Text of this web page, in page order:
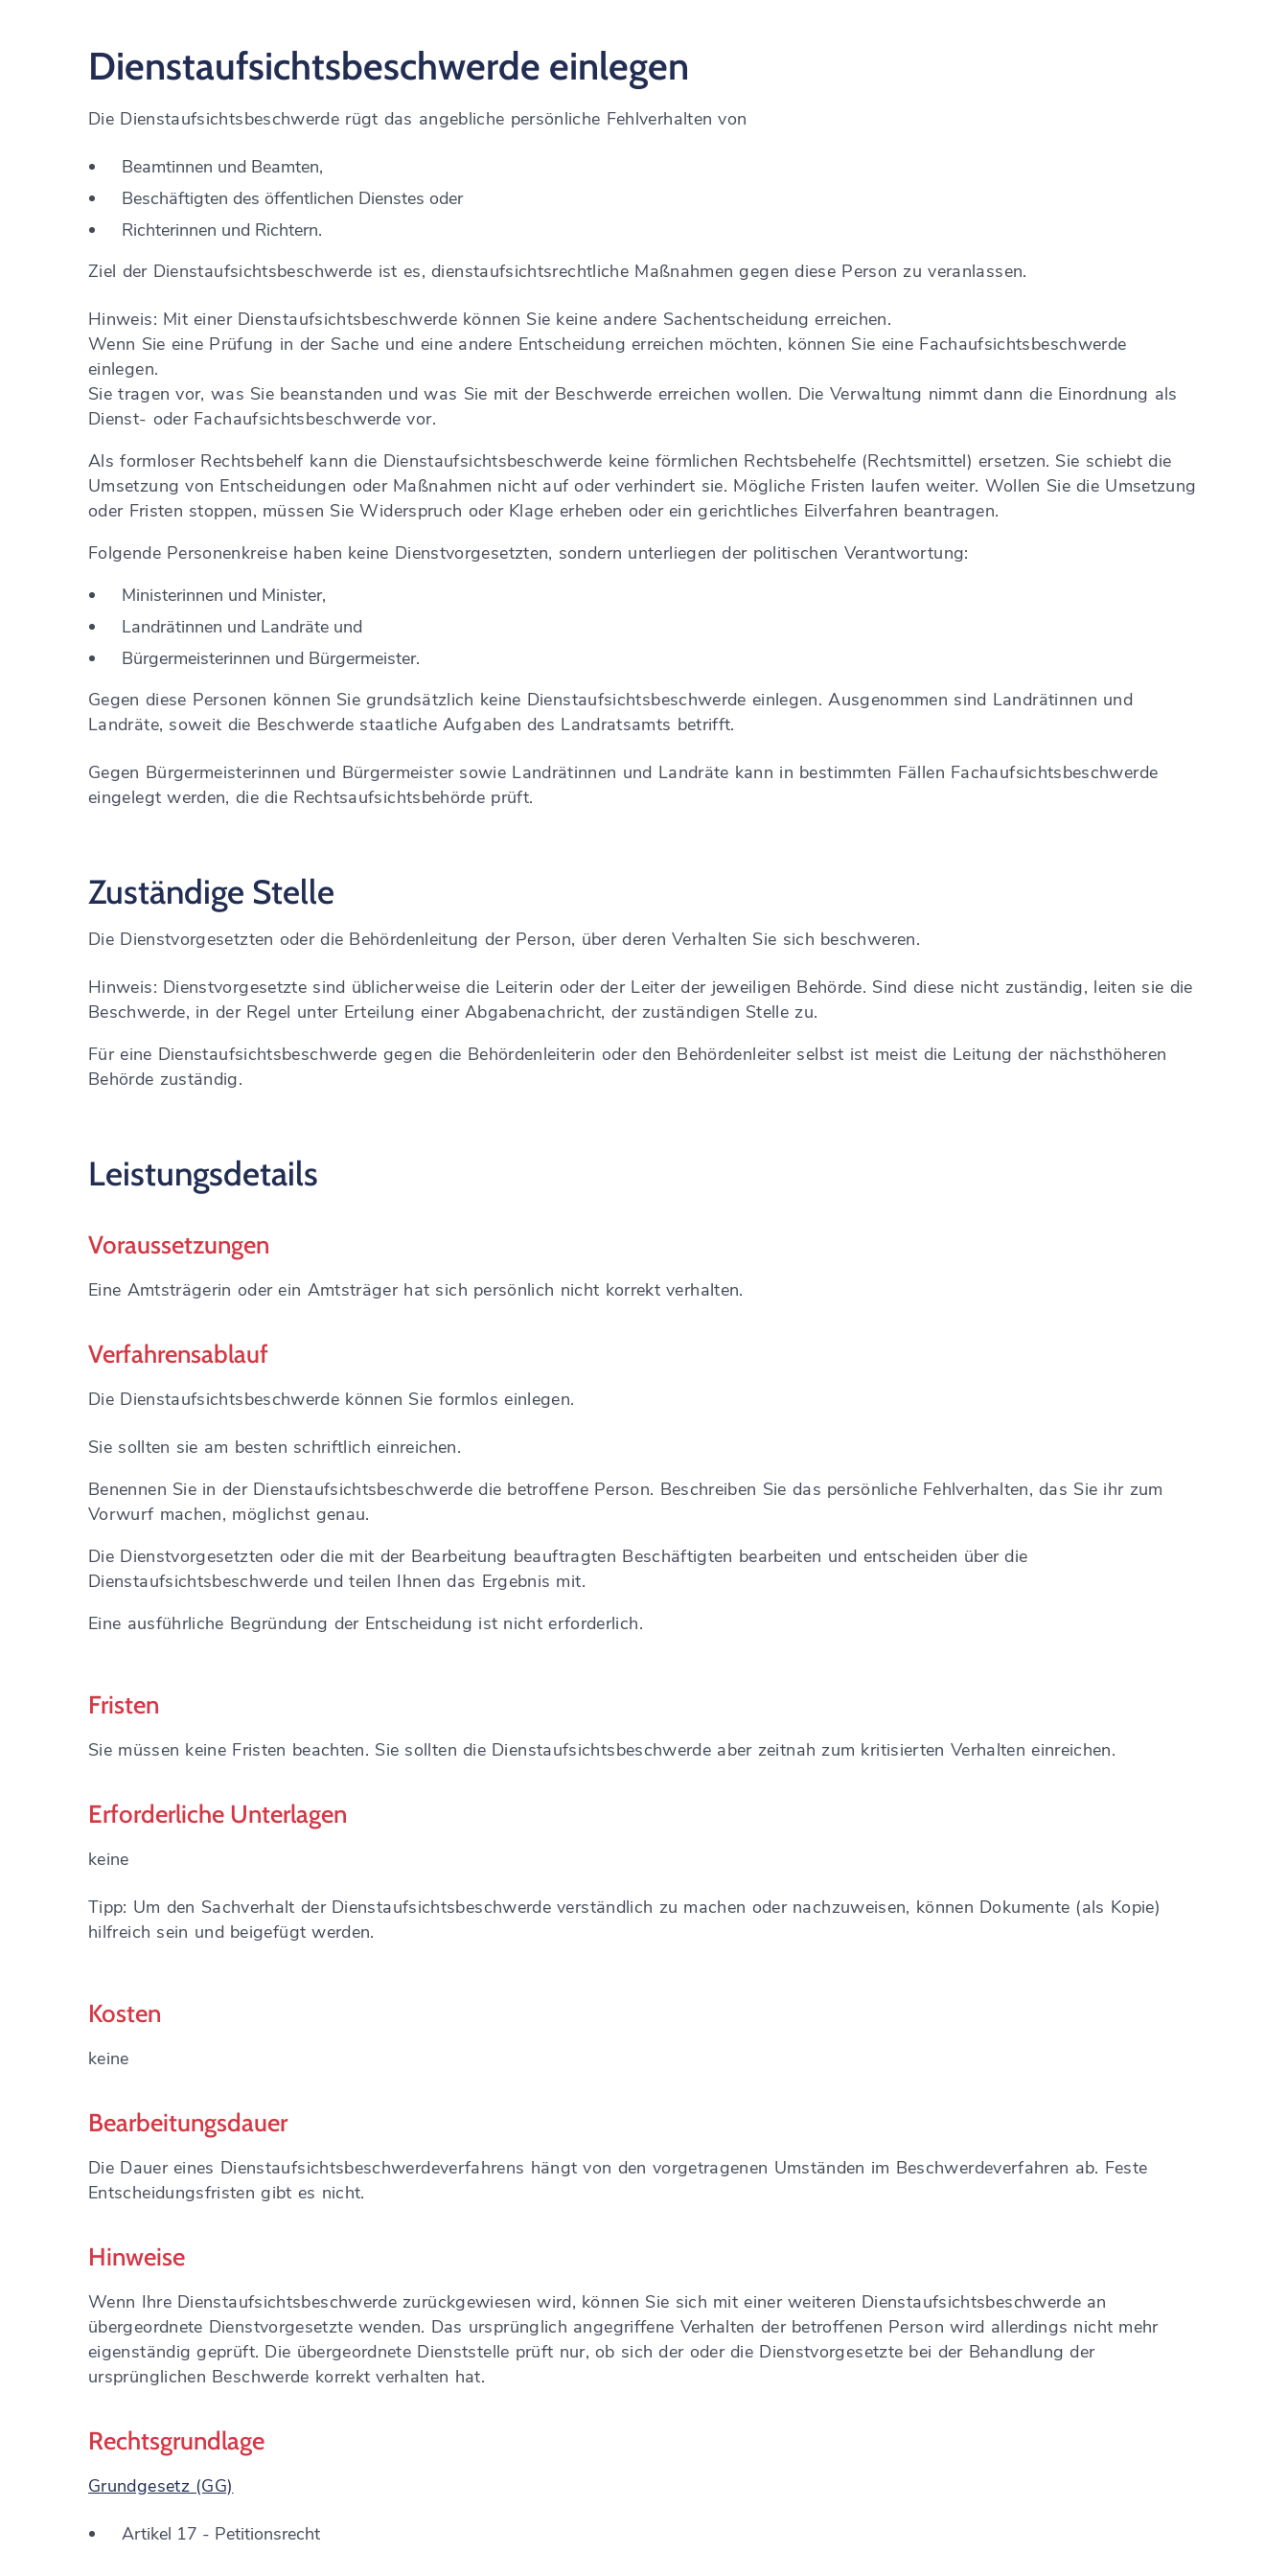
Dienstaufsichtsbeschwerde einlegen
Die Dienstaufsichtsbeschwerde rügt das angebliche persönliche Fehlverhalten von
Beamtinnen und Beamten,
Beschäftigten des öffentlichen Dienstes oder
Richterinnen und Richtern.
Ziel der Dienstaufsichtsbeschwerde ist es, dienstaufsichtsrechtliche Maßnahmen gegen diese Person zu veranlassen.
Hinweis: Mit einer Dienstaufsichtsbeschwerde können Sie keine andere Sachentscheidung erreichen.
Wenn Sie eine Prüfung in der Sache und eine andere Entscheidung erreichen möchten, können Sie eine Fachaufsichtsbeschwerde
einlegen.
Sie tragen vor, was Sie beanstanden und was Sie mit der Beschwerde erreichen wollen. Die Verwaltung nimmt dann die Einordnung als
Dienst- oder Fachaufsichtsbeschwerde vor.
Als formloser Rechtsbehelf kann die Dienstaufsichtsbeschwerde keine förmlichen Rechtsbehelfe (Rechtsmittel) ersetzen. Sie schiebt die
Umsetzung von Entscheidungen oder Maßnahmen nicht auf oder verhindert sie. Mögliche Fristen laufen weiter. Wollen Sie die Umsetzung
oder Fristen stoppen, müssen Sie Widerspruch oder Klage erheben oder ein gerichtliches Eilverfahren beantragen.
Folgende Personenkreise haben keine Dienstvorgesetzten, sondern unterliegen der politischen Verantwortung:
Ministerinnen und Minister,
Landrätinnen und Landräte und
Bürgermeisterinnen und Bürgermeister.
Gegen diese Personen können Sie grundsätzlich keine Dienstaufsichtsbeschwerde einlegen. Ausgenommen sind Landrätinnen und
Landräte, soweit die Beschwerde staatliche Aufgaben des Landratsamts betrifft.
Gegen Bürgermeisterinnen und Bürgermeister sowie Landrätinnen und Landräte kann in bestimmten Fällen Fachaufsichtsbeschwerde
eingelegt werden, die die Rechtsaufsichtsbehörde prüft.
Zuständige Stelle
Die Dienstvorgesetzten oder die Behördenleitung der Person, über deren Verhalten Sie sich beschweren.
Hinweis: Dienstvorgesetzte sind üblicherweise die Leiterin oder der Leiter der jeweiligen Behörde. Sind diese nicht zuständig, leiten sie die
Beschwerde, in der Regel unter Erteilung einer Abgabenachricht, der zuständigen Stelle zu.
Für eine Dienstaufsichtsbeschwerde gegen die Behördenleiterin oder den Behördenleiter selbst ist meist die Leitung der nächsthöheren
Behörde zuständig.
Leistungsdetails
Voraussetzungen
Eine Amtsträgerin oder ein Amtsträger hat sich persönlich nicht korrekt verhalten.
Verfahrensablauf
Die Dienstaufsichtsbeschwerde können Sie formlos einlegen.
Sie sollten sie am besten schriftlich einreichen.
Benennen Sie in der Dienstaufsichtsbeschwerde die betroffene Person. Beschreiben Sie das persönliche Fehlverhalten, das Sie ihr zum
Vorwurf machen, möglichst genau.
Die Dienstvorgesetzten oder die mit der Bearbeitung beauftragten Beschäftigten bearbeiten und entscheiden über die
Dienstaufsichtsbeschwerde und teilen Ihnen das Ergebnis mit.
Eine ausführliche Begründung der Entscheidung ist nicht erforderlich.
Fristen
Sie müssen keine Fristen beachten. Sie sollten die Dienstaufsichtsbeschwerde aber zeitnah zum kritisierten Verhalten einreichen.
Erforderliche Unterlagen
keine
Tipp: Um den Sachverhalt der Dienstaufsichtsbeschwerde verständlich zu machen oder nachzuweisen, können Dokumente (als Kopie)
hilfreich sein und beigefügt werden.
Kosten
keine
Bearbeitungsdauer
Die Dauer eines Dienstaufsichtsbeschwerdeverfahrens hängt von den vorgetragenen Umständen im Beschwerdeverfahren ab. Feste
Entscheidungsfristen gibt es nicht.
Hinweise
Wenn Ihre Dienstaufsichtsbeschwerde zurückgewiesen wird, können Sie sich mit einer weiteren Dienstaufsichtsbeschwerde an
übergeordnete Dienstvorgesetzte wenden. Das ursprünglich angegriffene Verhalten der betroffenen Person wird allerdings nicht mehr
eigenständig geprüft. Die übergeordnete Dienststelle prüft nur, ob sich der oder die Dienstvorgesetzte bei der Behandlung der
ursprünglichen Beschwerde korrekt verhalten hat.
Rechtsgrundlage
Grundgesetz (GG)
Artikel 17 - Petitionsrecht